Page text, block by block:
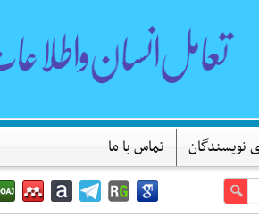
نویسندگان تماس با ما